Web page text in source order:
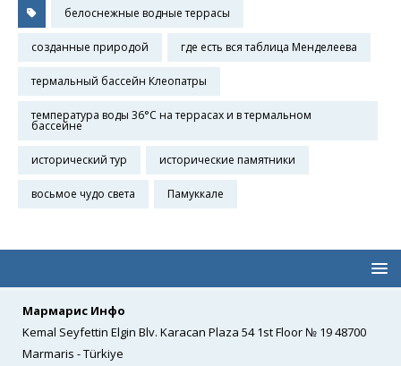
белоснежные водные террасы
созданные природой где есть вся таблица Менделеева
термальный бассейн Клеопатры
температура воды 36°C на террасах и в термальном
бассейне
исторический тур исторические памятники
восьмое чудо света Памуккале
Мармарис Инфо
Kemal Seyfettin Elgin Blv. Karacan Plaza 54 1st Floor № 19 48700
Marmaris - Türkiye